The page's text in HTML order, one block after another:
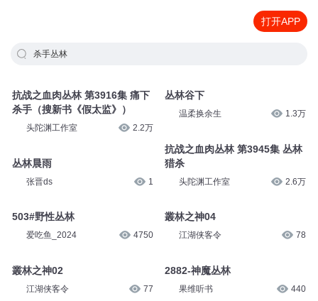
打开APP
杀手丛林
抗战之血肉丛林 第3916集 痛下
杀手（搜新书《假太监》）
头陀渊工作室 2.2万
丛林晨雨
张晋ds 1
503#野性丛林
爱吃鱼_2024 4750
叢林之神02
江湖侠客令 77
丛林谷下
温柔换余生 1.3万
抗战之血肉丛林 第3945集 丛林
猎杀
头陀渊工作室 2.6万
叢林之神04
江湖侠客令 78
2882-神魔丛林
果维听书 440